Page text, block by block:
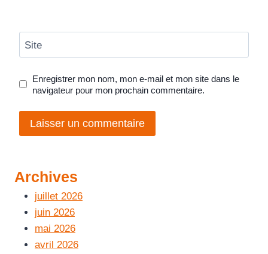
Site
Enregistrer mon nom, mon e-mail et mon site dans le
navigateur pour mon prochain commentaire.
Archives
juillet 2026
juin 2026
mai 2026
avril 2026